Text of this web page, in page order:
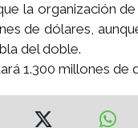
la organización
de dólares,
del doble.
1.300 millones de